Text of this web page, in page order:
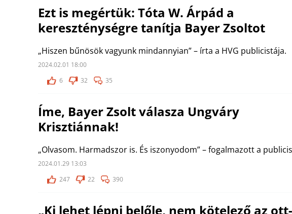
Ezt is megértük: Tóta W. Árpád a
kereszténységre tanítja Bayer Zsoltot
„Hiszen bűnösök vagyunk mindannyian” – írta a HVG publicistája.
2024.02.01 18:00
6
32 35
Íme, Bayer Zsolt válasza Ungváry
Krisztiánnak!
„Olvasom. Harmadszor is. És iszonyodom” – fogalmazott a
2024.01.29 13:03
247
22 390
„Ki lehet lépni belőle, nem kötelező az ott-